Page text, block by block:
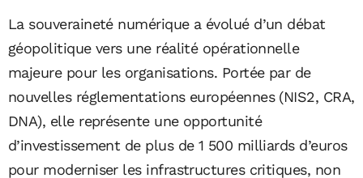
La souveraineté numérique a évolué d’un débat
géopolitique vers une réalité opérationnelle
majeure pour les organisations. Portée par de
nouvelles réglementations européennes (NIS2, CRA,
DNA), elle représente une opportunité
d’investissement de plus de 1 500 milliards d’euros
pour moderniser les infrastructures critiques, non